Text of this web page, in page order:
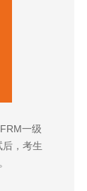
一级
，考生